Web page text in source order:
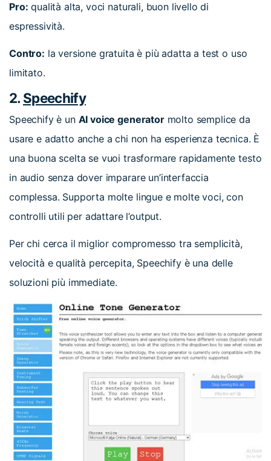
Pro: qualità alta, voci naturali, buon livello di
espressività.
Contro: la versione gratuita è più adatta a test o uso
limitato.
2.Speechify
Speechify è un AI voice generatormolto semplice da
usare e adatto anche a chi non ha esperienza tecnica. È
una buona scelta se vuoi trasformare rapidamente testo
in audio senza dover imparare un’interfaccia
complessa. Supporta molte lingue e molte voci, con
controlli utili per adattare l’output.
Per chi cerca il miglior compromesso tra semplicità,
velocità e qualità percepita, Speechify è una delle
soluzioni più immediate.